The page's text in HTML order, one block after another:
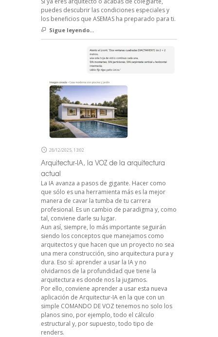
puedes descubrir las condiciones especiales y
los beneficios que ASEMAS ha preparado para ti.
Sigue leyendo...
28/12/2025, 13:02
Arquitectur-IA, la VOZ de la arquitectura
actual
La IA avanza a pasos de gigante. Hacer como
que sólo es una herramienta más es la mejor
manera de cavar la tumba de tu carrera
profesional. Es un cambio de paradigma y, como
tal, conviene darle su lugar.
Aun así, siempre, lo más importante seguirán
siendo los conceptos que manejamos como
arquitectos y que hacen que un proyecto no sea
una mera construcción, sino arquitectura pura y
dura. Eso sí: aprender a usar la IA y no
olvidarnos de la profundidad que tiene la
arquitectura es donde nos la jugamos.
Por ello, conviene aprender a usar esta nueva
aplicación de Arquitectur-IA en la que con un
simple COMANDO DE VOZ tenemos no solo los
planos sino, por ejemplo, todo el cálculo
estructural y, por supuesto, todo tipo de
renders.